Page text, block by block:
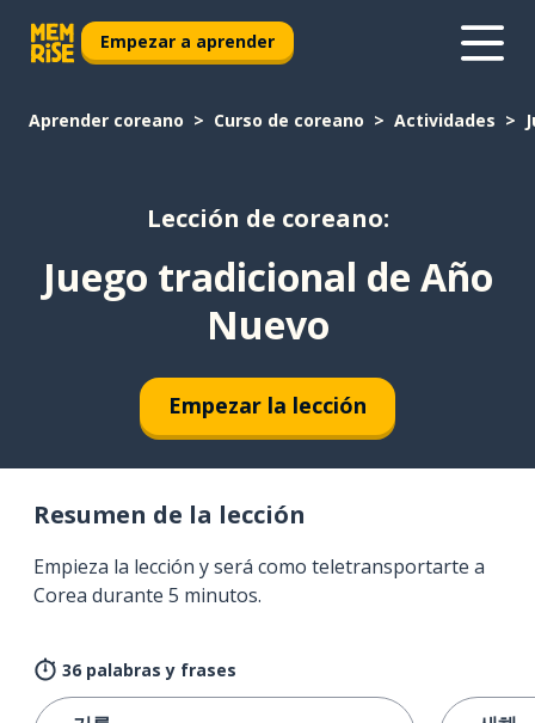
Empezar a aprender
Aprender coreano Curso de coreano Actividades
Lección de coreano:
Juego tradicional de Año
Nuevo
Empezar la lección
Resumen de la lección
Empieza la lección y será como teletransportarte a
Corea durante 5 minutos.
36 palabras y frases